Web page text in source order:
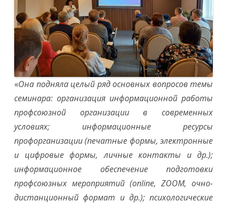
«Она подняла целый ряд основных вопросов темы
семинара: организация информационной работы
профсоюзной организации в современных
условиях; информационные ресурсы
профорганизации (печатные формы, электронные
и цифровые формы, личные контакты и др.);
информационное обеспечение подготовки
профсоюзных мероприятий (online, ZOOM, очно-
дистанционный формат и др.); психологические